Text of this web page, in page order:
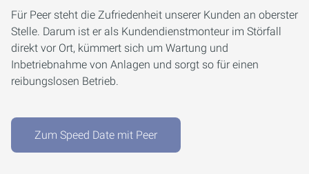
Für Peer steht die Zufriedenheit unserer Kunden an oberster
Stelle. Darum ist er als Kundendienstmonteur im Störfall
direkt vor Ort, kümmert sich um Wartung und
Inbetriebnahme von Anlagen und sorgt so für einen
reibungslosen Betrieb.
Zum Speed Date mit Peer